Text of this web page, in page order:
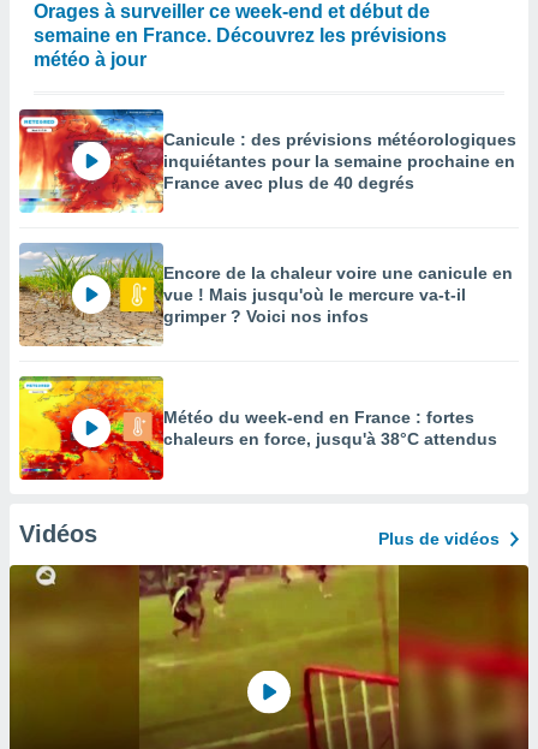
Orages à surveiller ce week-end et début de
semaine en France. Découvrez les prévisions
météo à jour
Canicule : des prévisions météorologiques
inquiétantes pour la semaine prochaine en
France avec plus de 40 degrés
Encore de la chaleur voire une canicule en
vue ! Mais jusqu'où le mercure va-t-il
grimper ? Voici nos infos
Météo du week-end en France : fortes
chaleurs en force, jusqu'à 38°C attendus
Vidéos Plus de vidéos